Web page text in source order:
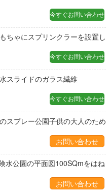
今すぐお問い合わせ
ちゃにスプリンクラーを設置し
今すぐお問い合わせ
スライドのガラス繊維
今すぐお問い合わせ
スプレー公園子供の大人のため
お問い合わせ
水公園の平面図100SQmをはね
お問い合わせ